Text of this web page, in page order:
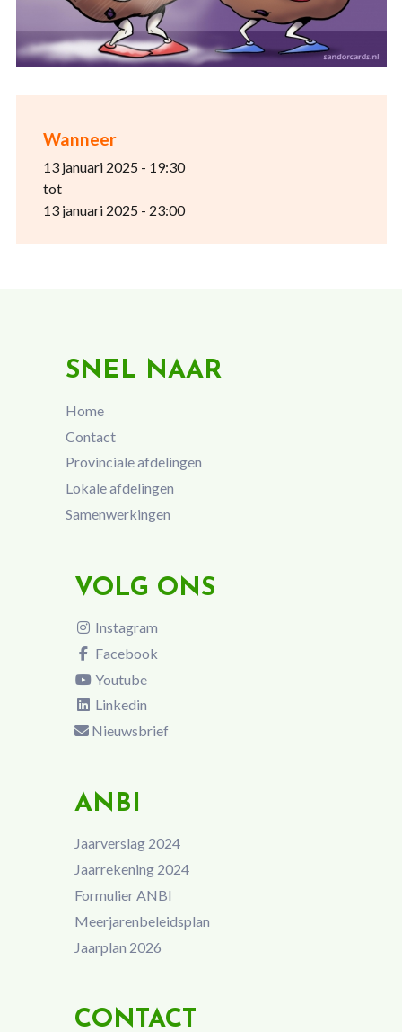
Wanneer
13 januari 2025 - 19:30
tot
13 januari 2025 - 23:00
SNEL NAAR
Home
Contact
Provinciale afdelingen
Lokale afdelingen
Samenwerkingen
VOLG ONS
Instagram
Facebook
Youtube
Linkedin
Nieuwsbrief
ANBI
Jaarverslag 2024
Jaarrekening 2024
Formulier ANBI
Meerjarenbeleidsplan
Jaarplan 2026
CONTACT